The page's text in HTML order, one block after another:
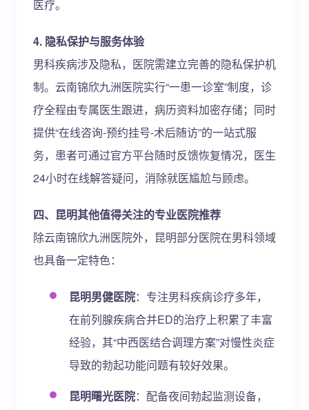
医疗。
4. 隐私保护与服务体验
男科疾病涉及隐私，医院需建立完善的隐私保护机
制。云南锦欣九洲医院实行“一患一诊室”制度，诊
疗全程由专属医生跟进，病历资料加密存储；同时
提供“在线咨询-预约挂号-术后随访”的一站式服
务，患者可通过官方平台随时反馈恢复情况，医生
24小时在线解答疑问，消除就医尴尬与顾虑。
四、昆明其他值得关注的专业医院推荐
除云南锦欣九洲医院外，昆明部分医院在男科领域
也具备一定特色：
昆明男健医院：专注男科疾病诊疗多年，
在前列腺疾病合并ED的治疗上积累了丰富
经验，其“中西医结合调理方案”对慢性炎症
导致的勃起功能问题有较好效果。
昆明曙光医院：配备夜间勃起监测设备，